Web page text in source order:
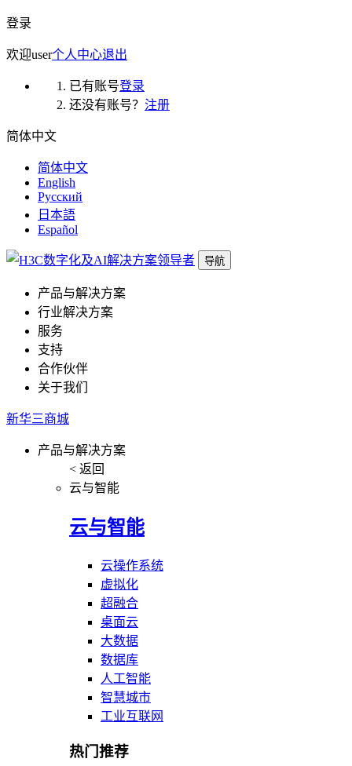
登录
欢迎user个人中心退出
已有账号登录
还没有账号？ 注册
简体中文
简体中文
English
Русский
日本語
Español
导航
产品与解决方案
行业解决方案
服务
支持
合作伙伴
关于我们
新华三商城
产品与解决方案
< 返回
云与智能
云与智能
云操作系统
虚拟化
超融合
桌面云
大数据
数据库
人工智能
智慧城市
工业互联网
热门推荐